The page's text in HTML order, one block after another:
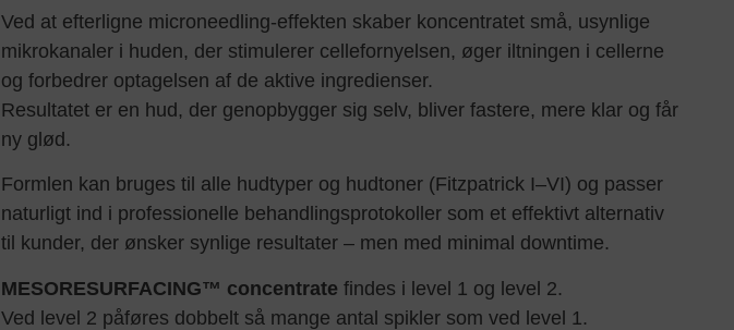
Ved at efterligne microneedling-effekten skaber koncentratet små, usynlige
mikrokanaler i huden, der stimulerer cellefornyelsen, øger iltningen i cellerne
og forbedrer optagelsen af de aktive ingredienser.
Resultatet er en hud, der genopbygger sig selv, bliver fastere, mere klar og får
ny glød.
Formlen kan bruges til alle hudtyper og hudtoner (Fitzpatrick I–VI) og passer
naturligt ind i professionelle behandlingsprotokoller som et effektivt alternativ
til kunder, der ønsker synlige resultater – men med minimal downtime.
MESORESURFACING™ concentrate findes i level 1 og level 2.
Ved level 2 påføres dobbelt så mange antal spikler som ved level 1.